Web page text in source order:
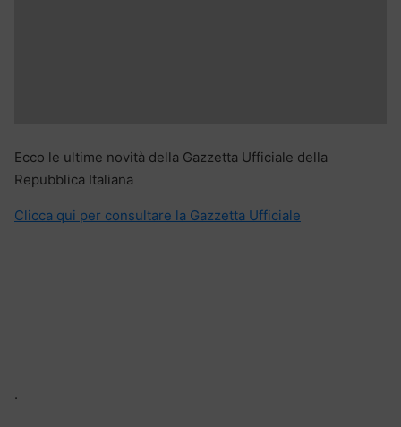
Ecco le ultime novità della Gazzetta Ufficiale della
Repubblica Italiana
Clicca qui per consultare la Gazzetta Ufficiale
.